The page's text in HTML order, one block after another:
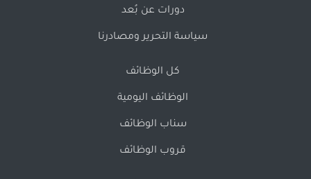
دورات عن بُعد
سياسة التحرير ومصادرنا
كل الوظائف
الوظائف اليومية
سناب الوظائف
قروب الوظائف